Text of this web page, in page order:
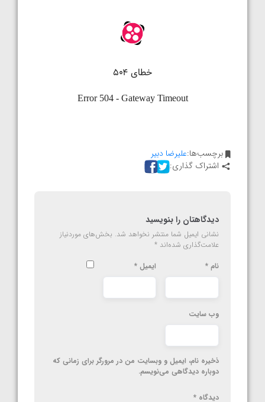
برچسب‌ها:علیرضا دبیر
اشتراک گذاری:
دیدگاهتان را بنویسید
نشانی ایمیل شما منتشر نخواهد شد. بخش‌های موردنیاز
علامت‌گذاری شده‌اند *
نام * ایمیل *
وب‌ سایت
ذخیره نام، ایمیل و وبسایت من در مرورگر برای زمانی که
دوباره دیدگاهی می‌نویسم.
دیدگاه *